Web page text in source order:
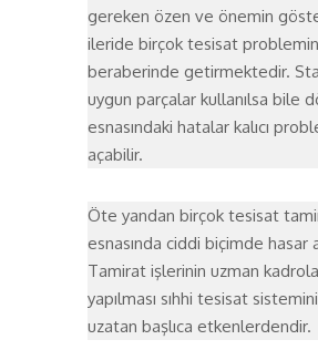
gereken özen ve önemin
ileride birçok tesisat
beraberinde getirmektedir.
uygun parçalar kullanılsa bile
esnasındaki hatalar kalıcı
açabilir.
Öte yandan birçok tesisat
esnasında ciddi biçimde hasar
Tamirat işlerinin uzman
yapılması sıhhi tesisat
uzatan başlıca etkenlerdendir.